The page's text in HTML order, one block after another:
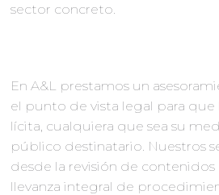
sector concreto.
En A&L prestamos un
el punto de vista legal para
lícita, cualquiera que sea su
público destinatario. Nuestros
desde la revisión de
llevanza integral de